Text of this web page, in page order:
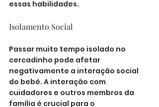
essas habilidades.
Isolamento Social
Passar muito tempo isolado no
cercadinho pode afetar
negativamente a interação social
do bebé. A interação com
cuidadores e outros membros da
família é crucial para o